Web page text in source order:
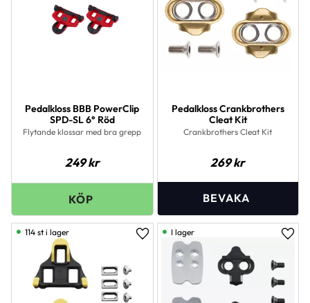
Pedalkloss BBB PowerClip
SPD-SL 6° Röd
Flytande klossar med bra grepp
249kr
Pedalkloss Crankbrothers
Cleat Kit
Crankbrothers Cleat Kit
269kr
Lägg till i favoriter
114 st i lager I lager